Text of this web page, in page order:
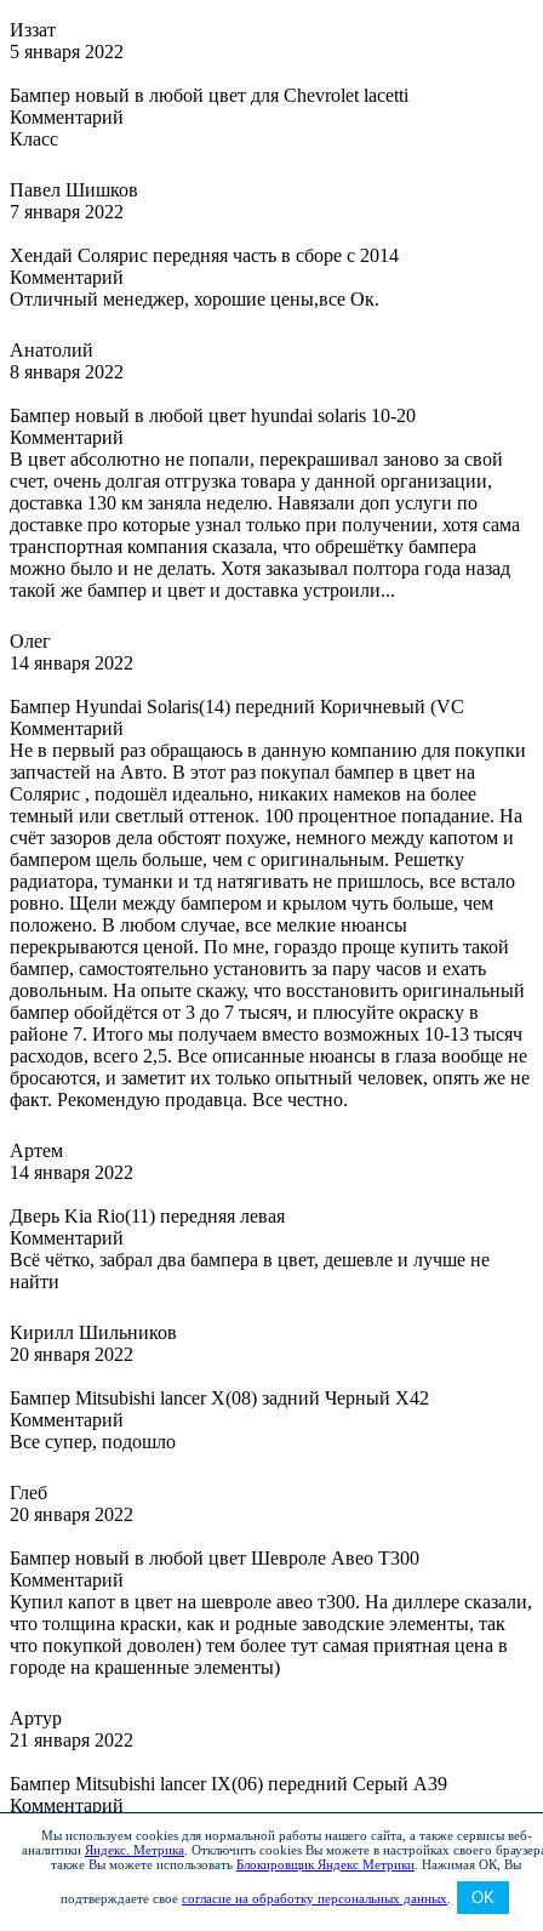
Иззат
5 января 2022
Бампер новый в любой цвет для Chevrolet lacetti
Комментарий
Класс
Павел Шишков
7 января 2022
Хендай Солярис передняя часть в сборе с 2014
Комментарий
Отличный менеджер, хорошие цены,все Ок.
Анатолий
8 января 2022
Бампер новый в любой цвет hyundai solaris 10-20
Комментарий
В цвет абсолютно не попали, перекрашивал заново за свой
счет, очень долгая отгрузка товара у данной организации,
доставка 130 км заняла неделю. Навязали доп услуги по
доставке про которые узнал только при получении, хотя сама
транспортная компания сказала, что обрешётку бампера
можно было и не делать. Хотя заказывал полтора года назад
такой же бампер и цвет и доставка устроили...
Олег
14 января 2022
Бампер Hyundai Solaris(14) передний Коричневый (VC
Комментарий
Не в первый раз обращаюсь в данную компанию для покупки
запчастей на Авто. В этот раз покупал бампер в цвет на
Солярис , подошёл идеально, никаких намеков на более
темный или светлый оттенок. 100 процентное попадание. На
счёт зазоров дела обстоят похуже, немного между капотом и
бампером щель больше, чем с оригинальным. Решетку
радиатора, туманки и тд натягивать не пришлось, все встало
ровно. Щели между бампером и крылом чуть больше, чем
положено. В любом случае, все мелкие нюансы
перекрываются ценой. По мне, гораздо проще купить такой
бампер, самостоятельно установить за пару часов и ехать
довольным. На опыте скажу, что восстановить оригинальный
бампер обойдётся от 3 до 7 тысяч, и плюсуйте окраску в
районе 7. Итого мы получаем вместо возможных 10-13 тысяч
расходов, всего 2,5. Все описанные нюансы в глаза вообще не
бросаются, и заметит их только опытный человек, опять же не
факт. Рекомендую продавца. Все честно.
Артем
14 января 2022
Дверь Kia Rio(11) передняя левая
Комментарий
Всё чётко, забрал два бампера в цвет, дешевле и лучше не
найти
Кирилл Шильников
20 января 2022
Бампер Mitsubishi lancer X(08) задний Черный X42
Комментарий
Все супер, подошло
Глеб
20 января 2022
Бампер новый в любой цвет Шевроле Авео Т300
Комментарий
Купил капот в цвет на шевроле авео т300. На диллере сказали,
что толщина краски, как и родные заводские элементы, так
что покупкой доволен) тем более тут самая приятная цена в
городе на крашенные элементы)
Артур
21 января 2022
Бампер Mitsubishi lancer IX(06) передний Серый A39
Комментарий
Быстро и качественно!
23 января 2022
Мы используем cookies для нормальной работы нашего сайта, а также сервисы веб-
аналитики Яндекс. Метрика Отключить cookies Вы можете в настройках своего
также Вы можете использовать Блокировщик Яндекс Метрики Нажимая ОК, Вы
подтверждаете свое согласие на обработку персональных данных OK